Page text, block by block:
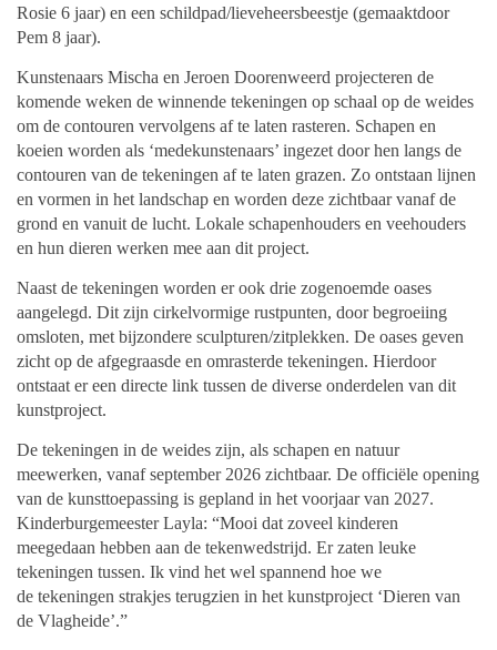
Rosie 6 jaar) en een schildpad/lieveheersbeestje (gemaaktdoor
Pem 8 jaar).
Kunstenaars Mischa en Jeroen Doorenweerd projecteren de
komende weken de winnende tekeningen op schaal op de weides
om de contouren vervolgens af te laten rasteren. Schapen en
koeien worden als ‘medekunstenaars’ ingezet door hen langs de
contouren van de tekeningen af te laten grazen. Zo ontstaan lijnen
en vormen in het landschap en worden deze zichtbaar vanaf de
grond en vanuit de lucht. Lokale schapenhouders en veehouders
en hun dieren werken mee aan dit project.
Naast de tekeningen worden er ook drie zogenoemde oases
aangelegd. Dit zijn cirkelvormige rustpunten, door begroeiing
omsloten, met bijzondere sculpturen/zitplekken. De oases geven
zicht op de afgegraasde en omrasterde tekeningen. Hierdoor
ontstaat er een directe link tussen de diverse onderdelen van dit
kunstproject.
De tekeningen in de weides zijn, als schapen en natuur
meewerken, vanaf september 2026 zichtbaar. De officiële opening
van de kunsttoepassing is gepland in het voorjaar van 2027.
Kinderburgemeester Layla: “Mooi dat zoveel kinderen
meegedaan hebben aan de tekenwedstrijd. Er zaten leuke
tekeningen tussen. Ik vind het wel spannend hoe we
de tekeningen strakjes terugzien in het kunstproject ‘Dieren van
de Vlagheide’.”